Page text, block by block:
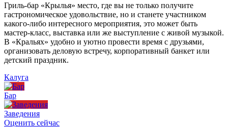
Гриль-бар «Крылья» место, где вы не только получите
гастрономическое удовольствие, но и станете участником
какого-либо интересного мероприятия, это может быть
мастер-класс, выставка или же выступление с живой музыкой.
В «Кральях» удобно и уютно провести время с друзьями,
организовать деловую встречу, корпоративный банкет или
детский праздник.
Калуга
Бар
Заведения
Оценить сейчас